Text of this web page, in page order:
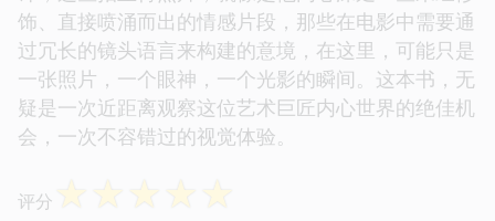
饰、直接喷涌而出的情感片段，那些在电影中需要通
过冗长的镜头语言来构建的意境，在这里，可能只是
一张照片，一个眼神，一个光影的瞬间。这本书，无
疑是一次近距离观察这位艺术巨匠内心世界的绝佳机
会，一次不容错过的视觉体验。
评分 ☆☆☆☆☆